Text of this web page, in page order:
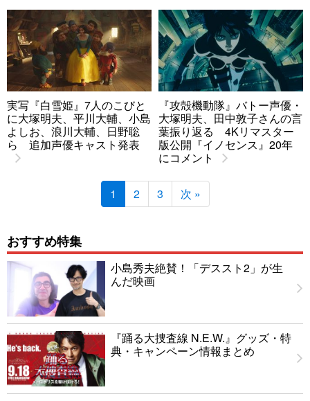
実写『白雪姫』7人のこびと
に大塚明夫、平川大輔、小島
よしお、浪川大輔、日野聡
ら 追加声優キャスト発表
『攻殻機動隊』バトー声優・
大塚明夫、田中敦子さんの言
葉振り返る 4Kリマスター
版公開『イノセンス』20年
にコメント
1 2 3 次 »
おすすめ特集
小島秀夫絶賛！「デススト2」が生
んだ映画
『踊る大捜査線 N.E.W.』グッズ・特
典・キャンペーン情報まとめ